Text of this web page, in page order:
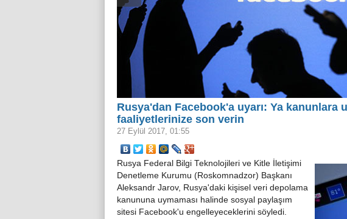
Rusya'dan Facebook'a uyarı: Ya kanunlara
faaliyetlerinize son verin
27 Eylül 2017, 01:55
Rusya Federal Bilgi Teknolojileri ve Kitle İletişimi
Denetleme Kurumu (Roskomnadzor) Başkanı
Aleksandr Jarov, Rusya'daki kişisel veri depolama
kanununa uymaması halinde sosyal paylaşım
sitesi Facebook'u engelleyeceklerini söyledi.